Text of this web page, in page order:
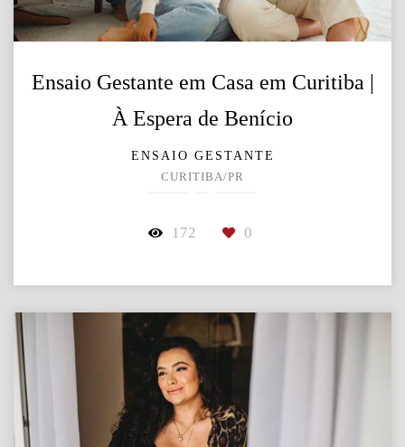
Ensaio Gestante em Casa em Curitiba |
À Espera de Benício
ENSAIO GESTANTE
CURITIBA/PR
172 0